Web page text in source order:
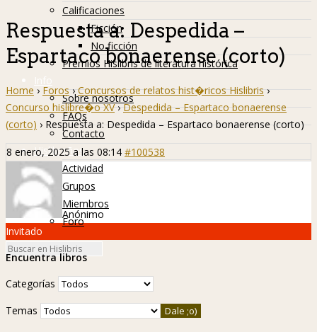
Calificaciones
Ficción
No ficción
Premios Hislibris de literatura histórica
Info
Sobre nosotros
FAQs
Contacto
Hislibreños
Actividad
Grupos
Miembros
Foro
Respuesta a: Despedida –
Espartaco bonaerense (corto)
Home › Foros › Concursos de relatos hist�ricos Hislibris ›
Concurso hislibre�o XV › Despedida – Espartaco bonaerense
(corto) › Respuesta a: Despedida – Espartaco bonaerense (corto)
8 enero, 2025 a las 08:14 #100538
Anónimo
Invitado
Encuentra libros
Categorías
Temas